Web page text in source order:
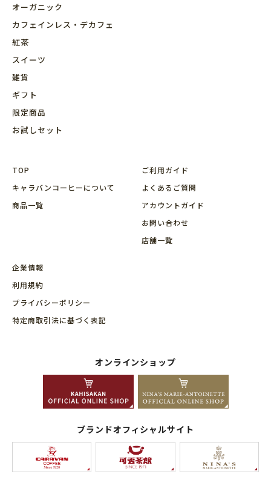
オーガニック
カフェインレス・デカフェ
紅茶
スイーツ
雑貨
ギフト
限定商品
お試しセット
TOP
キャラバンコーヒーについて
商品⼀覧
ご利用ガイド
よくあるご質問
アカウントガイド
お問い合わせ
店舗⼀覧
企業情報
利用規約
プライバシーポリシー
特定商取引法に基づく表記
オンラインショップ
ブランドオフィシャルサイト